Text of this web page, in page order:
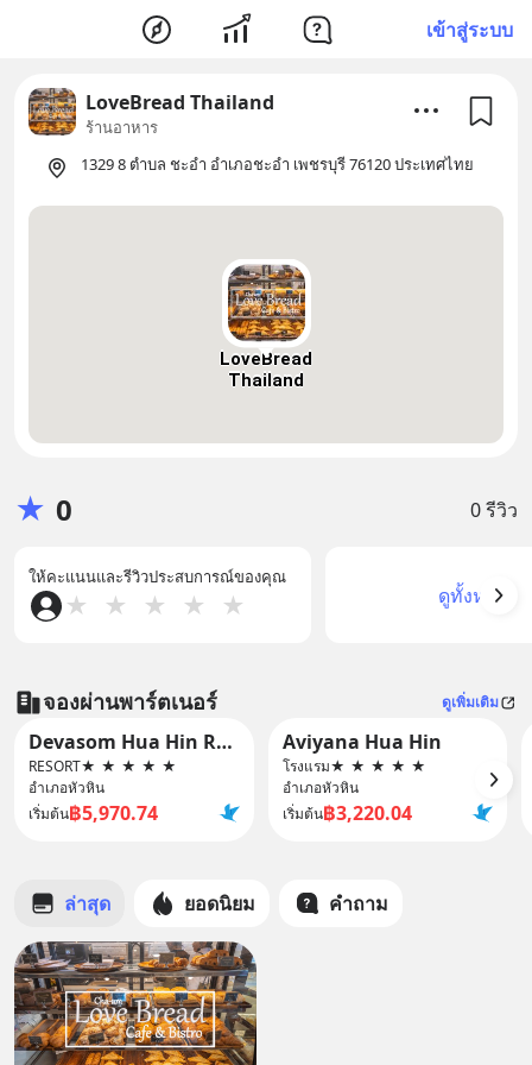
เข้าสู่ระบบ
LoveBread Thailand
ร้านอาหาร
1329 8 ตำบล ชะอำ อำเภอชะอำ เพชรบุรี 76120 ประเทศไทย
LoveBread
Thailand
★ 0 0 รีวิว
ให้คะแนนและรีวิวประสบการณ์ของคุณ
★ ★ ★ ★ ★ ดูทั้งหมด
จองผ่านพาร์ตเนอร์ ดูเพิ่มเติม
Devasom Hua Hin Resort
RESORT★ ★ ★ ★ ★
อำเภอหัวหิน
เริ่มต้น฿5,970.74
Aviyana Hua Hin
โรงแรม★ ★ ★ ★ ★
อำเภอหัวหิน
เริ่มต้น฿3,220.04
ล่าสุด ยอดนิยม คำถาม